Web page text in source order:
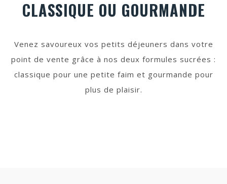
CLASSIQUE OU GOURMANDE
Venez savoureux vos petits déjeuners dans votre
point de vente grâce à nos deux formules sucrées :
classique pour une petite faim et gourmande pour
plus de plaisir.